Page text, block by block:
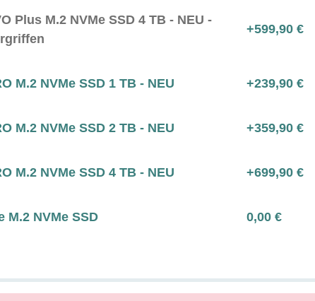
Plus M.2 NVMe SSD 4 TB - NEU -
+599,90 €
M.2 NVMe SSD 1 TB - NEU +239,90 €
M.2 NVMe SSD 2 TB - NEU +359,90 €
M.2 NVMe SSD 4 TB - NEU +699,90 €
M.2 NVMe SSD 0,00 €